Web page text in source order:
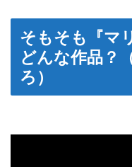
そもそも『マ
どんな作品？
ろ）